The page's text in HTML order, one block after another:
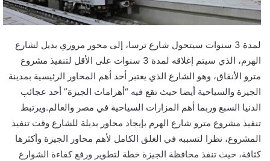
لمدة 3 سنوات سيتحول شارع ترسا، إلى محور مروري بديل لشارع
الهرم، الذي سيتم إغلاقه لمدة 3 سنوات على الأقل لتنفيذ مشروع
مترو الأنفاق، وهو الشارع الذي يعتبر أحد أهم المحاور الرئيسية بمدينة
الجيزة والسياحية أيضا حيث تقع فيه “أهرامات الجيزة” أحد عجائب
الدنيا السبع وربما أهم المزارات السياحية في مصر والعالم.ويرتبط
تنفيذ مشروع مترو شارع الهرم بإيجاد محاور بديلة للشارع وقت تنفيذ
المشروع، نظرا لتسببه في الغلق الكامل لأهم محاور الجيزة وأكثرها
كثافة، حيث تنفذ محافظة الجيزة خطة لتطوير ورفع كفاءة الشوارع